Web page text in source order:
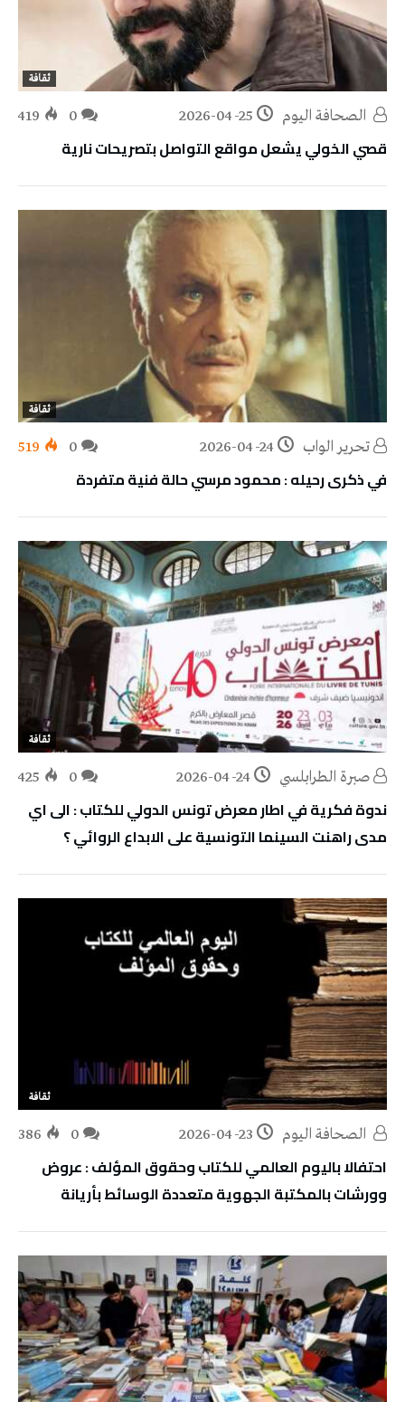
ثقافة
2026-04-25
419
قصي الخولي يشعل مواقع التواصل بتصريحات نارية
ثقافة
تحرير الواب 2026-04-24
519
في ذكرى رحيله : محمود مرسي حالة فنية متفردة
ثقافة
صبرة الطرابلسي 2026-04-24
425
ندوة فكرية في اطار معرض تونس الدولي للكتاب : الى اي
مدى راهنت السينما التونسية على الابداع الروائي ؟
ثقافة
2026-04-23
386
احتفالا باليوم العالمي للكتاب وحقوق المؤلف : عروض
وورشات بالمكتبة الجهوية متعددة الوسائط بأريانة